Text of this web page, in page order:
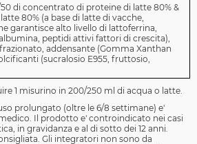
di concentrato di proteine di latte 80% &
80% (a base di latte di vacche,
garantisce alto livello di lattoferrina,
peptidi attivi fattori di crescita),
addensante (Gomma Xanthan
(sucralosio E955, fruttosio,
1 misurino in 200/250 ml di acqua o latte.
prolungato (oltre le 6/8 settimane) e'
Il prodotto e' controindicato nei casi
in gravidanza e al di sotto dei 12 anni.
Gli integratori non sono da